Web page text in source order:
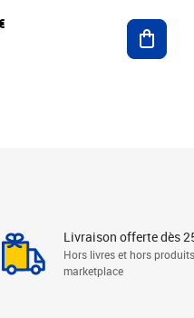
Livraison offerte dès
Hors livres et hors produits
marketplace